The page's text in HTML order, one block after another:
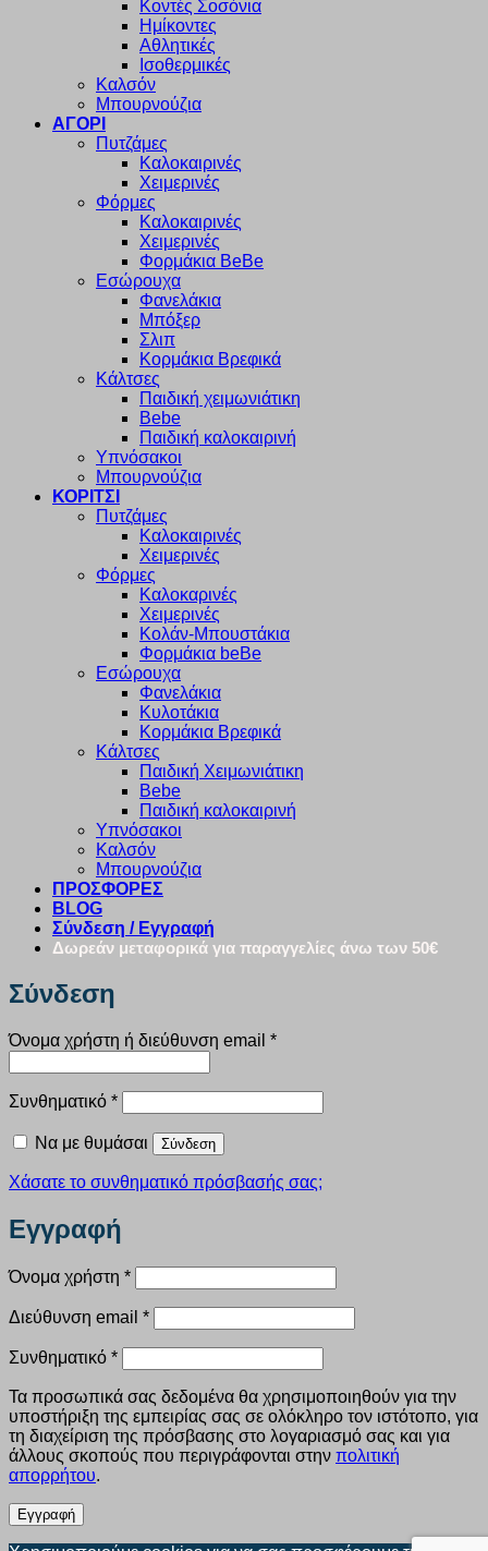
Κοντές Σοσόνια
Ημίκοντες
Αθλητικές
Ισοθερμικές
Καλσόν
Μπουρνούζια
ΑΓΟΡΙ
Πυτζάμες
Καλοκαιρινές
Χειμερινές
Φόρμες
Καλοκαιρινές
Χειμερινές
Φορμάκια BeBe
Εσώρουχα
Φανελάκια
Μπόξερ
Σλιπ
Κορμάκια Βρεφικά
Κάλτσες
Παιδική χειμωνιάτικη
Bebe
Παιδική καλοκαιρινή
Υπνόσακοι
Μπουρνούζια
ΚΟΡΙΤΣΙ
Πυτζάμες
Καλοκαιρινές
Χειμερινές
Φόρμες
Καλοκαρινές
Χειμερινές
Κολάν-Μπουστάκια
Φορμάκια beBe
Εσώρουχα
Φανελάκια
Κυλοτάκια
Κορμάκια Βρεφικά
Κάλτσες
Παιδική Χειμωνιάτικη
Bebe
Παιδική καλοκαιρινή
Υπνόσακοι
Καλσόν
Μπουρνούζια
ΠΡΟΣΦΟΡΕΣ
BLOG
Σύνδεση / Εγγραφή
Δωρεάν μεταφορικά για παραγγελίες άνω των 50€
Σύνδεση
Όνομα χρήστη ή διεύθυνση email *Απαιτείται
Συνθηματικό *Απαιτείται
Να με θυμάσαι Σύνδεση
Χάσατε το συνθηματικό πρόσβασής σας;
Εγγραφή
Όνομα χρήστη *Απαιτείται
Διεύθυνση email *Απαιτείται
Συνθηματικό *Απαιτείται
Τα προσωπικά σας δεδομένα θα χρησιμοποιηθούν για την
υποστήριξη της εμπειρίας σας σε ολόκληρο τον ιστότοπο, για
τη διαχείριση της πρόσβασης στο λογαριασμό σας και για
άλλους σκοπούς που περιγράφονται στην πολιτική
απορρήτου.
Εγγραφή